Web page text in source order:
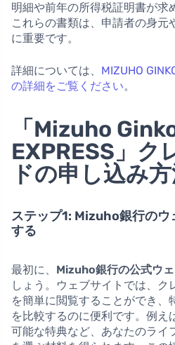
明細や前年の所得税証明書が求
これらの書類は、申請者の身元
に重要です。
詳細については、 MIZUHO
の詳細をご覧ください。
「Mizuho
EXPRESS」ク
ドの申し込み
ステップ1: Mizuho銀行のウ
する
最初に、 Mizuho銀行の公式ウ
しょう。ウェブサイトでは、ク
を簡単に閲覧することができ、
を比較するのに便利です。例え
可能な特典など、あなたのライ